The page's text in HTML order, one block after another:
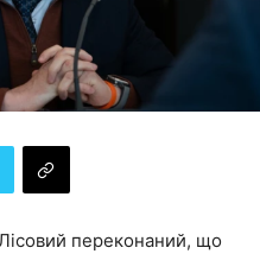
Лісовий переконаний, що